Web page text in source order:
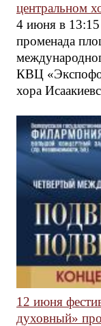
центральном
4 июня в 13:15
променада
КВЦ
хора
12 июня
духовный»